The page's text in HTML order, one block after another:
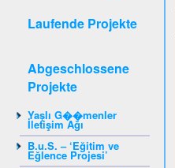
Laufende Projekte
Abgeschlossene
Projekte
Yaşlı G��menler
İletişim Ağı
B.u.S. – ‘Eğitim ve
Eğlence Projesi’